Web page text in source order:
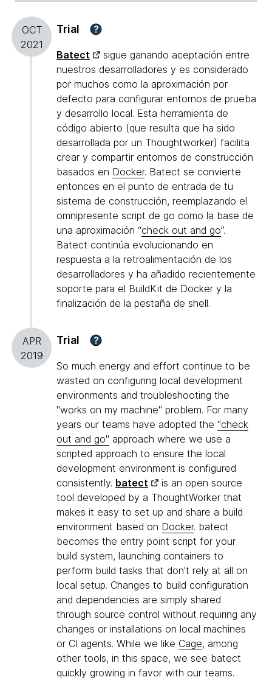
OCT
2021
Trial ?
Batect
sigue ganando aceptación entre
nuestros desarrolladores y es considerado
por muchos como la aproximación por
defecto para configurar entornos de prueba
y desarrollo local. Esta herramienta de
código abierto (que resulta que ha sido
desarrollada por un Thoughtworker) facilita
crear y compartir entornos de construcción
basados en Docker. Batect se convierte
entonces en el punto de entrada de tu
sistema de construcción, reemplazando el
omnipresente script de go como la base de
una aproximación “check out and go”.
Batect continúa evolucionando en
respuesta a la retroalimentación de los
desarrolladores y ha añadido recientemente
soporte para el BuildKit de Docker y la
finalización de la pestaña de shell.
APR
2019
Trial ?
So much energy and effort continue to be
wasted on configuring local development
environments and troubleshooting the
"works on my machine" problem. For many
years our teams have adopted the "check
out and go" approach where we use a
scripted approach to ensure the local
development environment is configured
consistently. batect
is an open source
tool developed by a ThoughtWorker that
makes it easy to set up and share a build
environment based on Docker. batect
becomes the entry point script for your
build system, launching containers to
perform build tasks that don't rely at all on
local setup. Changes to build configuration
and dependencies are simply shared
through source control without requiring any
changes or installations on local machines
or CI agents. While we like Cage, among
other tools, in this space, we see batect
quickly growing in favor with our teams.